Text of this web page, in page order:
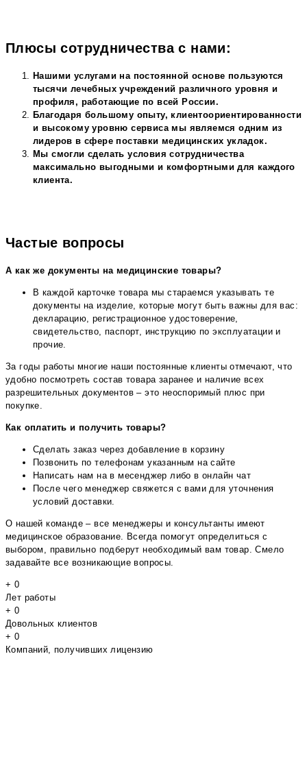
Плюсы сотрудничества с нами:
Нашими услугами на постоянной основе пользуются
тысячи лечебных учреждений различного уровня и
профиля, работающие по всей России.
Благодаря большому опыту, клиентоориентированности
и высокому уровню сервиса мы являемся одним из
лидеров в сфере поставки медицинских укладок.
Мы смогли сделать условия сотрудничества
максимально выгодными и комфортными для каждого
клиента.
Частые вопросы
А как же документы на медицинские товары?
В каждой карточке товара мы стараемся указывать те
документы на изделие, которые могут быть важны для вас:
декларацию, регистрационное удостоверение,
свидетельство, паспорт, инструкцию по эксплуатации и
прочие.
За годы работы многие наши постоянные клиенты отмечают, что
удобно посмотреть состав товара заранее и наличие всех
разрешительных документов – это неоспоримый плюс при
покупке.
Как оплатить и получить товары?
Сделать заказ через добавление в корзину
Позвонить по телефонам указанным на сайте
Написать нам на в месенджер либо в онлайн чат
После чего менеджер свяжется с вами для уточнения
условий доставки.
О нашей команде – все менеджеры и консультанты имеют
медицинское образование. Всегда помогут определиться с
выбором, правильно подберут необходимый вам товар. Смело
задавайте все возникающие вопросы.
+ 0
Лет работы
+ 0
Довольных клиентов
+ 0
Компаний, получивших лицензию